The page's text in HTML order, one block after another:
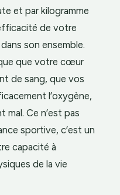
et par kilogramme
de votre
son ensemble.
que votre cœur
de sang, que vos
l’oxygène,
mal. Ce n’est pas
sportive, c’est un
capacité à
de la vie